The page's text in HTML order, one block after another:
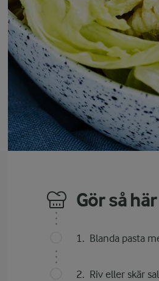
Gör så här
Blanda pasta
Riv eller skär